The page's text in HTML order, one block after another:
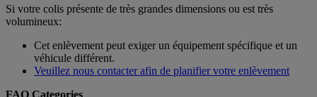
Si votre colis présente de très grandes dimensions ou est très
volumineux:
Cet enlèvement peut exiger un équipement spécifique et un
véhicule différent.
Veuillez nous contacter afin de planifier votre enlèvement